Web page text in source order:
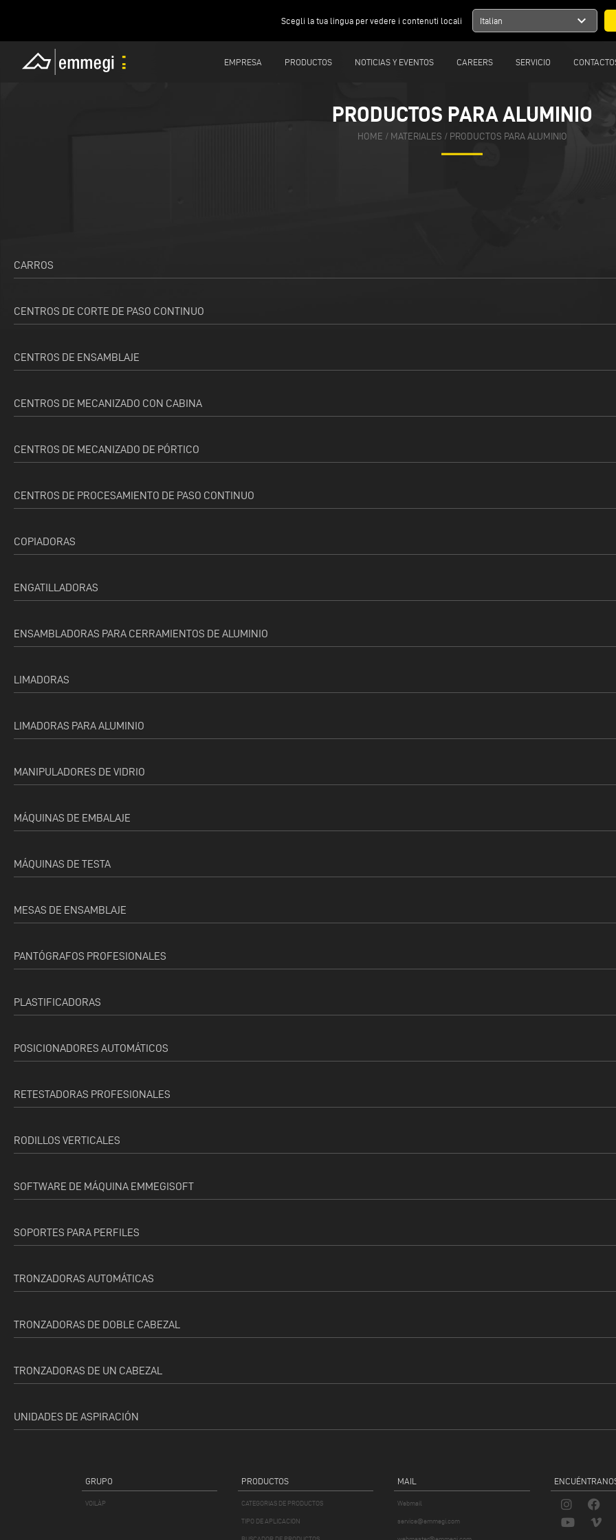
Scegli la tua lingua per vedere i contenuti locali Italian expand_more
EMPRESA PRODUCTOS NOTICIAS Y EVENTOS CAREERS SERVICIO
PRODUCTOS PARA ALUMINIO
HOME / MATERIALES / PRODUCTOS PARA ALUMINIO
CARROS
CENTROS DE CORTE DE PASO CONTINUO
CENTROS DE ENSAMBLAJE
CENTROS DE MECANIZADO CON CABINA
CENTROS DE MECANIZADO DE PÓRTICO
CENTROS DE PROCESAMIENTO DE PASO CONTINUO
COPIADORAS
ENGATILLADORAS
ENSAMBLADORAS PARA CERRAMIENTOS DE ALUMINIO
LIMADORAS
LIMADORAS PARA ALUMINIO
MANIPULADORES DE VIDRIO
MÁQUINAS DE EMBALAJE
MÁQUINAS DE TESTA
MESAS DE ENSAMBLAJE
PANTÓGRAFOS PROFESIONALES
PLASTIFICADORAS
POSICIONADORES AUTOMÁTICOS
RETESTADORAS PROFESIONALES
RODILLOS VERTICALES
SOFTWARE DE MÁQUINA EMMEGISOFT
SOPORTES PARA PERFILES
TRONZADORAS AUTOMÁTICAS
TRONZADORAS DE DOBLE CABEZAL
TRONZADORAS DE UN CABEZAL
UNIDADES DE ASPIRACIÓN
GRUPO
VOILÀP
PRODUCTOS
CATEGORIAS DE PRODUCTOS
TIPO DE APLICACION
MAIL
Webmail
service@emmegi.com